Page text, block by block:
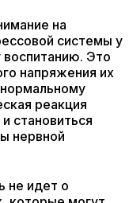
на
системы у
Это
напряжения их
реакция
становиться
нервной
не идет о